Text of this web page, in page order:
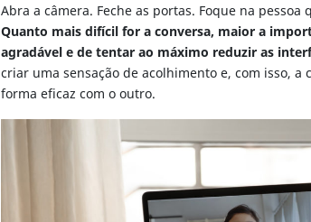
Abra a câmera. Feche as portas. Foque na
Quanto mais difícil for a conversa, maior a
agradável e de tentar ao máximo reduzir as
criar uma sensação de acolhimento e, com isso,
forma eficaz com o outro.